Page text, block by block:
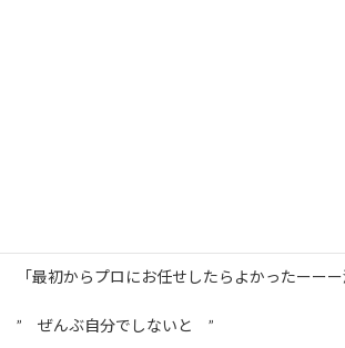
「最初からプロにお任せしたらよかったーーー
” ぜんぶ自分でしないと ”